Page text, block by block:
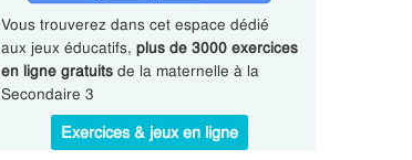
Vous trouverez dans cet espace dédié
aux jeux éducatifs, plus de 3000 exercices
en ligne gratuitsde la maternelle à la
Secondaire 3
Exercices & jeux en ligne